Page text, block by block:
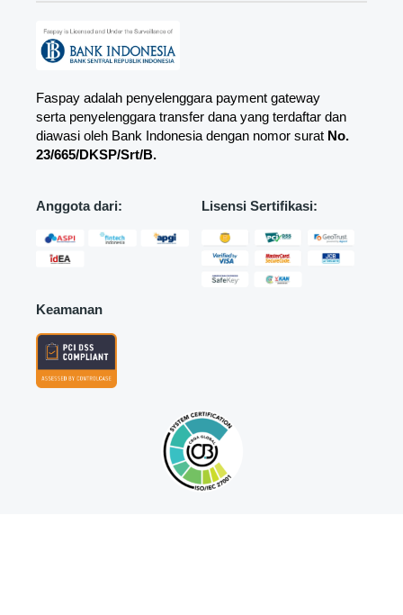
Faspay adalah penyelenggara payment gateway
serta penyelenggara transfer dana yang terdaftar dan
diawasi oleh Bank Indonesia dengan nomor surat No.
23/665/DKSP/Srt/B.
Anggota dari: Lisensi Sertifikasi:
Keamanan